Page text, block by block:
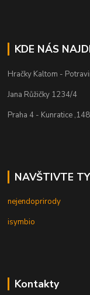
KDE NÁS
Hračky Kaltom -
Jana Růžičky 1234/4
Praha 4 - Kunratice
NAVŠTIVTE
nejendoprirody
isymbio
Kontakty